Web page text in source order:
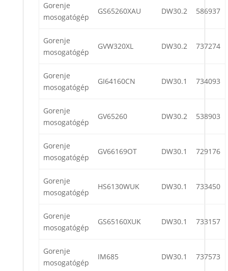
Gorenje
mosogatógép
GS65260XAU DW30.2 586937
Gorenje
mosogatógép
GVW320XL DW30.2 737274
Gorenje
mosogatógép
GI64160CN DW30.1 734093
Gorenje
mosogatógép
GV65260 DW30.2 538903
Gorenje
mosogatógép
GV66169OT DW30.1 729176
Gorenje
mosogatógép
HS6130WUK DW30.1 733450
Gorenje
mosogatógép
GS65160XUK DW30.1 733157
Gorenje
mosogatógép
IM685 DW30.1 737573